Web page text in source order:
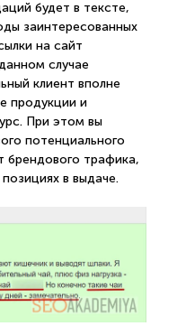
будет в тексте,
заинтересованных
на сайт
случае
клиент вполне
продукции и
При этом вы
потенциального
брендового трафика,
в выдаче.